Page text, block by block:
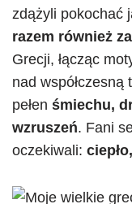
zdążyli pokochać
razem również
Grecji, łącząc
nad współczesną
pełen śmiechu,
wzruszeń. Fani
oczekiwali: